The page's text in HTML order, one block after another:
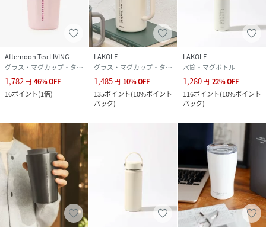
Afternoon Tea LIVING
グラス・マグカップ・タンブラー
1,782 円 46%OFF
16ポイント(1倍)
LAKOLE
グラス・マグカップ・タンブラー
1,485円 10%OFF
135ポイント(10%ポイント
バック)
LAKOLE
水筒・マグボトル
1,280円 22%OFF
116ポイント(10%ポイント
バック)